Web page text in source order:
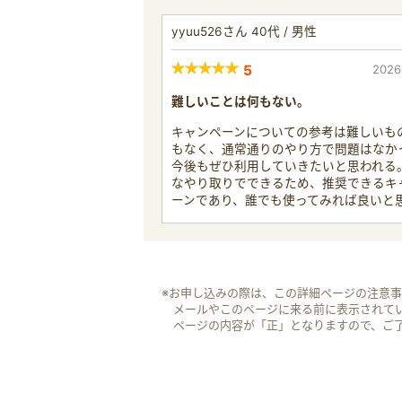
yyuu526さん 40代 / 男性
5
難しいことは何もない。
キャンペーンについての参考は難しいも
もなく、通常通りのやり方で問題はなか
今後もぜひ利用していきたいと思われる
なやり取りでできるため、推奨できるキ
ーンであり、誰でも使ってみれば良いと
※お申し込みの際は、この詳細ページの注意
メールやこのページに来る前に表示され
ページの内容が「正」となりますので、ご